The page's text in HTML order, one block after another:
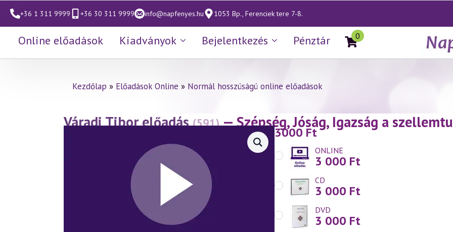
+36 1 311 9999 +36 30 311 9999 info@napfenyes.hu 1053 Bp., Ferenciek tere 7-8.
Online előadások Kiadványok Bejelentkezés Pénztár 0
Kezdőlap » Előadások Online » Normál hosszúságú online előadások
Váradi Tibor előadás (591) — Szépség, Jóság, Igazság a
3000Ft
ONLINE
3 000 Ft
CD
3 000 Ft
DVD
3 000 Ft